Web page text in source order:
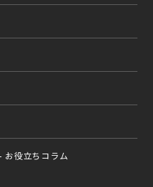
お役⽴ちコラム